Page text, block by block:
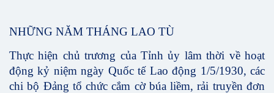
NHỮNG NĂM THÁNG LAO TÙ
Thực hiện chủ trương của Tỉnh ủy lâm thời về hoạt
động kỷ niệm ngày Quốc tế Lao động 1/5/1930, các
chi bộ Đảng tổ chức cắm cờ búa liềm, rải truyền đơn